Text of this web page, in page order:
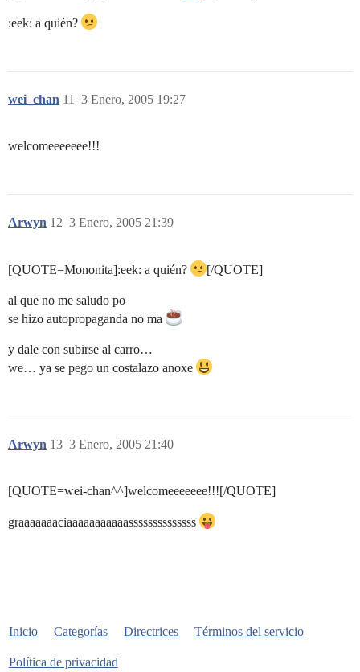
:eek: a quién?
wei_chan 3 Enero, 2005 19:27
11
welcomeeeeeee!!!
Arwyn 3 Enero, 2005 21:39
12
[QUOTE=Mononita]:eek: a quién? [/QUOTE]
al que no me saludo po
se hizo autopropaganda no ma
y dale con subirse al carro…
we… ya se pego un costalazo anoxe
Arwyn 3 Enero, 2005 21:40
13
[QUOTE=wei-chan^^]welcomeeeeeee!!![/QUOTE]
graaaaaaaciaaaaaaaaaaassssssssssssss
Inicio Categorías Directrices Términos del servicio
Política de privacidad